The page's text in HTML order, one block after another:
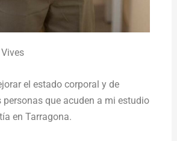
el estado corporal y de
personas que acuden a mi estudio
en Tarragona.